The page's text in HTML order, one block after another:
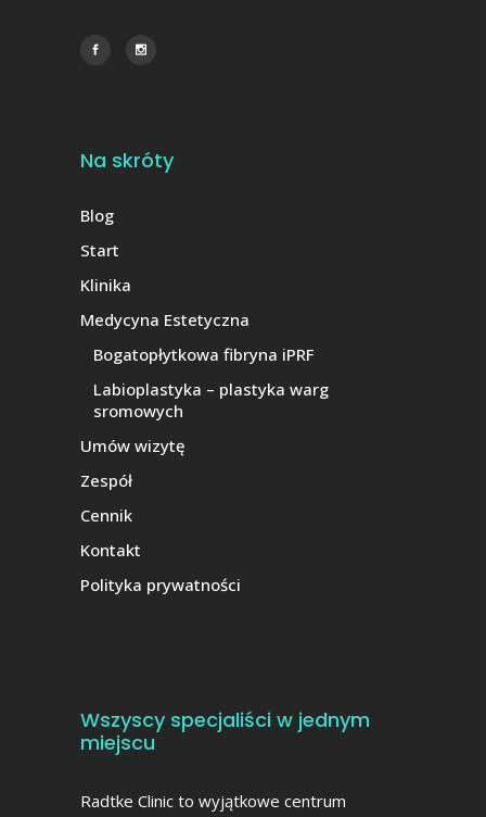
Na skróty
Blog
Start
Klinika
Medycyna Estetyczna
Bogatopłytkowa fibryna iPRF
Labioplastyka – plastyka warg
sromowych
Umów wizytę
Zespół
Cennik
Kontakt
Polityka prywatności
Wszyscy specjaliści w jednym
miejscu
Radtke Clinic to wyjątkowe centrum